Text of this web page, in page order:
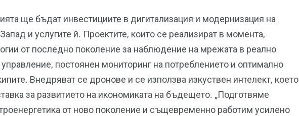
ще бъдат инвестициите в дигитализация и модернизация на
и услугите й. Проектите, които се реализират в момента,
от последно поколение за наблюдение на мрежата в реално
постоянен мониторинг на потреблението и оптимално
Внедряват се дронове и се използва изкуствен интелект, което
за развитието на икономиката на бъдещето. „Подготвяме
от ново поколение и същевременно работим усилено